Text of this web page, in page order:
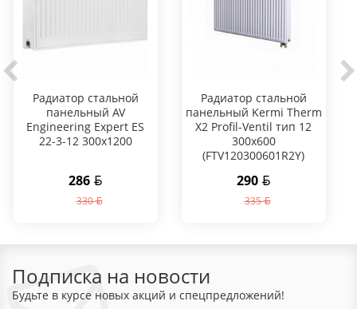
Радиатор стальной
панельный AV
Engineering Expert ES
22-3-12 300x1200
286
330
Радиатор стальной
панельный Kermi Therm
X2 Profil-Ventil тип 12
300х600
(FTV120300601R2Y)
290
335
Подписка на новости
Будьте в курсе новых акций и спецпредложений!